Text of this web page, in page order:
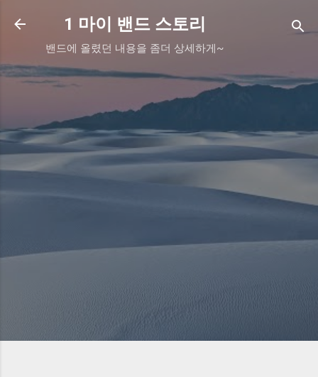
기본 콘텐츠로 건너뛰기
1 마이 밴드 스토리
밴드에 올렸던 내용을 좀더 상세하게~